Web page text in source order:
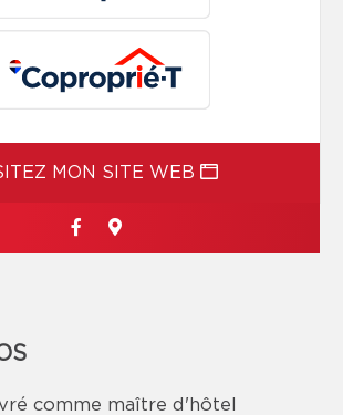
MON SITE WEB
comme maître d'hôtel